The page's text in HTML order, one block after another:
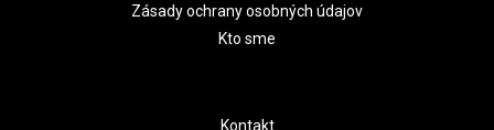
Zásady ochrany osobných údajov
Kto sme
Kontakt